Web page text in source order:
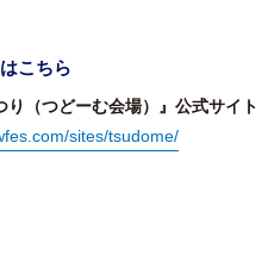
こちら
り（つどーむ会場）』公式サイト
sites/tsudome/